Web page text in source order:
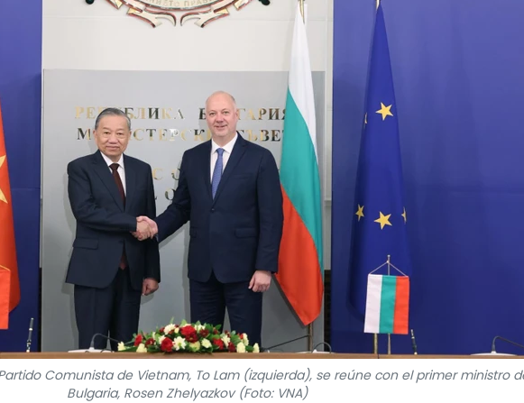
Comunista de Vietnam, To Lam (izquierda), se reúne con el primer ministro
Bulgaria, Rosen Zhelyazkov (Foto: VNA)